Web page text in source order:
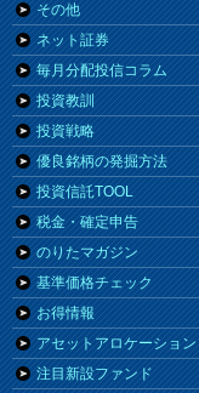
その他
ネット証券
毎月分配投信コラム
投資教訓
投資戦略
優良銘柄の発掘方法
投資信託TOOL
税金・確定申告
のりたマガジン
基準価格チェック
お得情報
アセットアロケーション
注目新設ファンド